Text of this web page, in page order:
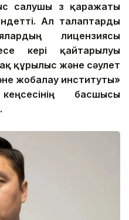
салушы өз қаражаты
Ал талаптарды
лицензиясы
кері қайтарылуы
құрылыс және сәулет
жобалау институты»
басшысы